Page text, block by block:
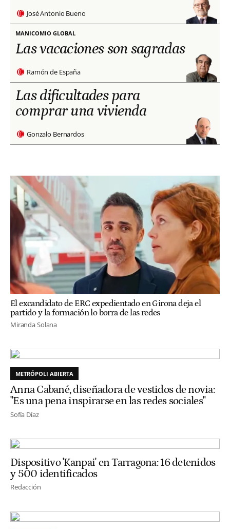
José Antonio Bueno
MANICOMIO GLOBAL
Las vacaciones son sagradas
Ramón de España
Las dificultades para
comprar una vivienda
Gonzalo Bernardos
El excandidato de ERC expedientado en Girona deja el
partido y la formación lo borra de las redes
Miranda Solana
METRÓPOLI ABIERTA
Anna Cabané, diseñadora de vestidos de novia:
"Es una pena inspirarse en las redes sociales"
Sofía Díaz
Dispositivo 'Kanpai' en Tarragona: 16 detenidos
y 500 identificados
Redacción